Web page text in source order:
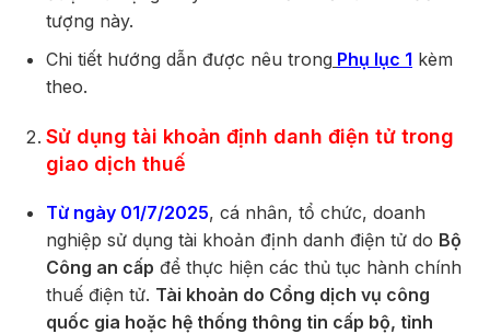
tượng này.
Chi tiết hướng dẫn được nêu trong Phụ lục 1 kèm
theo.
Sử dụng tài khoản định danh điện tử trong
giao dịch thuế
Từ ngày 01/7/2025, cá nhân, tổ chức, doanh
nghiệp sử dụng tài khoản định danh điện tử do Bộ
Công an cấp để thực hiện các thủ tục hành chính
thuế điện tử. Tài khoản do Cổng dịch vụ công
quốc gia hoặc hệ thống thông tin cấp bộ, tỉnh